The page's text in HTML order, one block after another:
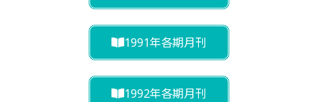
1991年各期月刊
1992年各期月刊